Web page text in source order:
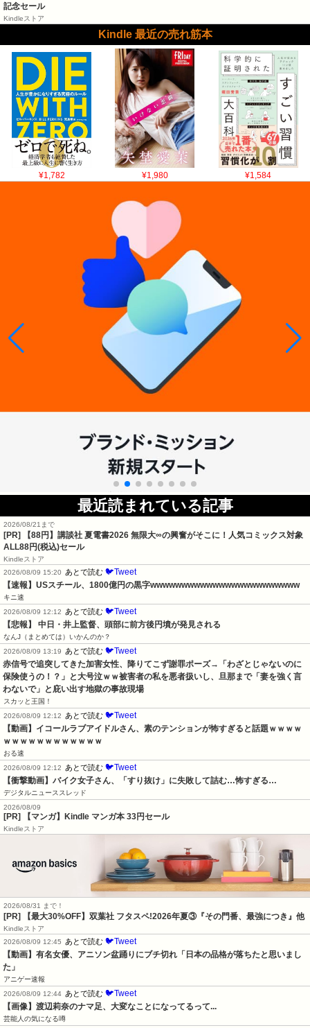
記念セール
Kindleストア
Kindle 最近の売れ筋本
¥1,782 ¥1,980 ¥1,584
最近読まれている記事
2026/08/21まで
[PR]
【88円】講談社 夏電書2026 無限大∞の興奮がそこに！人気コミックス対象
ALL88円(税込)セール
Kindleストア
2026/08/09 15:20
あとで読む 🐦Tweet
【速報】USスチール、1800億円の黒字wwwwwwwwwwwwwwwwwwwwwwww
キニ速
2026/08/09 12:12
あとで読む 🐦Tweet
【悲報】 中日・井上監督、頭部に前方後円墳が発見される
なんJ（まとめては）いかんのか？
2026/08/09 13:19
あとで読む 🐦Tweet
赤信号で追突してきた加害女性、降りてこず謝罪ポーズ→「わざとじゃないのに
保険使うの！？」と大号泣ｗｗ被害者の私を悪者扱いし、旦那まで「妻を強く言
わないで」と庇い出す地獄の事故現場
スカッと王国！
2026/08/09 12:12
あとで読む 🐦Tweet
【動画】イコールラブアイドルさん、素のテンションが怖すぎると話題ｗｗｗｗ
ｗｗｗｗｗｗｗｗｗｗｗｗ
おる速
2026/08/09 12:12
あとで読む 🐦Tweet
【衝撃動画】バイク女子さん、「すり抜け」に失敗して詰む…怖すぎる…
デジタルニューススレッド
2026/08/09
[PR] 【マンガ】Kindle マンガ本 33円セール
Kindleストア
2026/08/31 まで！
[PR] 【最大30%OFF】双葉社 フタスペ!2026年夏③『その門番、最強につき』他
Kindleストア
2026/08/09 12:45
あとで読む 🐦Tweet
【動画】有名女優、アニソン盆踊りにブチ切れ「日本の品格が落ちたと思いまし
た」
アニゲー速報
2026/08/09 12:44 あとで読む 🐦Tweet
【画像】渡辺莉奈のナマ足、大変なことになってるって...
芸能人の気になる噂